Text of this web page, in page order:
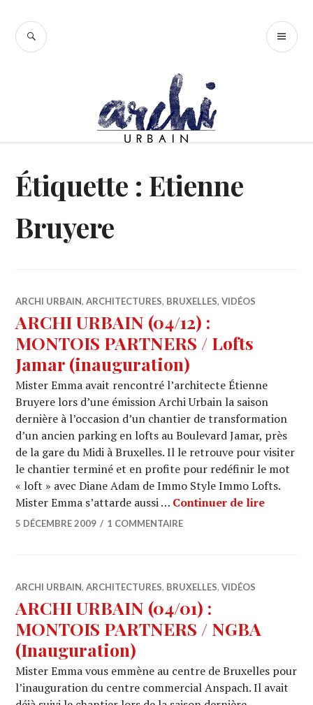
contenu
RECHERCHE
Étiquette : Etienne
Bruyere
ARCHI URBAIN,ARCHITECTURES, BRUXELLES,VIDÉOS
ARCHI URBAIN (04/12) :
MONTOIS PARTNERS / Lofts
Jamar (inauguration)
Mister Emma avait rencontré l’architecte Étienne
Bruyere lors d’une émission Archi Urbain la saison
dernière à l’occasion d’un chantier de transformation
d’un ancien parking en lofts au Boulevard Jamar, près
de la gare du Midi à Bruxelles. Il le retrouve pour visiter
le chantier terminé et en profite pour redéfinir le mot
« loft » avec Diane Adam de Immo Style Immo Lofts.
Mister Emma s’attarde aussi … Continuer de lireARCHI
5 DÉCEMBRE 2009 1 COMMENTAIRE
ARCHI URBAIN,ARCHITECTURES, BRUXELLES,VIDÉOS
ARCHI URBAIN (04/01) :
MONTOIS PARTNERS / NGBA
(Inauguration)
Mister Emma vous emmène au centre de Bruxelles pour
l’inauguration du centre commercial Anspach. Il avait